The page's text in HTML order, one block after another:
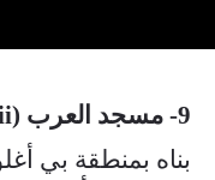
9- مسجد العرب (Arap Camii)
بناه بمنطقة بي